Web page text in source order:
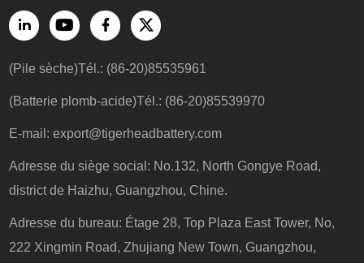
(Pile sèche)Tél.: (86-20)85535961
(Batterie plomb-acide)Tél.: (86-20)85539970
E-mail:export@tigerheadbattery.com
Adresse du siège social: No.132, North Gongye Road,
district de Haizhu, Guangzhou, Chine.
Adresse du bureau: Étage 28, Top Plaza East Tower, No,
222 Xingmin Road, Zhujiang New Town, Guangzhou,